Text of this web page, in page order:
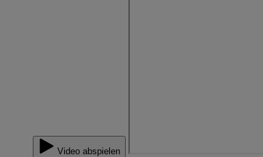
Video abspielen